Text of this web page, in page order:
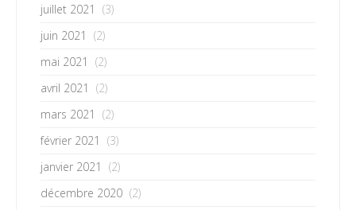
juillet 2021
(3)
juin 2021
(2)
mai 2021
(2)
avril 2021
(2)
mars 2021
(2)
février 2021
(3)
janvier 2021
(2)
décembre 2020 (2)